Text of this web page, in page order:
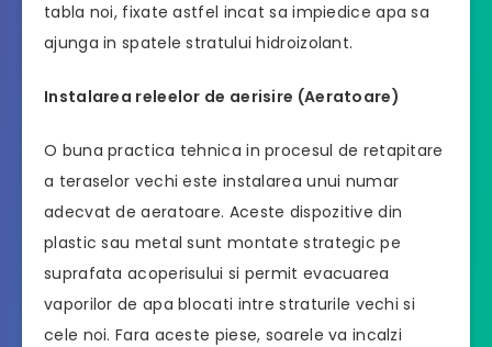
tabla noi, fixate astfel incat sa impiedice apa sa
ajunga in spatele stratului hidroizolant.
Instalarea releelor de aerisire (Aeratoare)
O buna practica tehnica in procesul de retapitare
a teraselor vechi este instalarea unui numar
adecvat de aeratoare. Aceste dispozitive din
plastic sau metal sunt montate strategic pe
suprafata acoperisului si permit evacuarea
vaporilor de apa blocati intre straturile vechi si
cele noi. Fara aceste piese, soarele va incalzi